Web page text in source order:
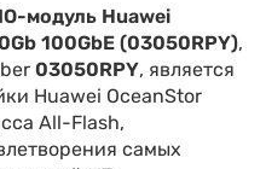
IO-модуль Huawei
100GbE (03050RPY),
03050RPY, является
Huawei OceanStor
All-Flash,
самых